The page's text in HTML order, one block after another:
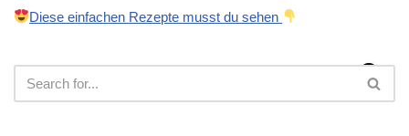
Diese einfachen Rezepte musst du sehen